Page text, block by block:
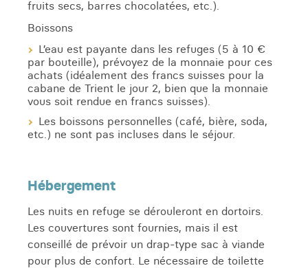
fruits secs, barres chocolatées, etc.).
Boissons
L’eau est payante dans les refuges (5 à 10 €
par bouteille), prévoyez de la monnaie pour ces
achats (idéalement des francs suisses pour la
cabane de Trient le jour 2, bien que la monnaie
vous soit rendue en francs suisses).
Les boissons personnelles (café, bière, soda,
etc.) ne sont pas incluses dans le séjour.
Hébergement
Les nuits en refuge se dérouleront en dortoirs.
Les couvertures sont fournies, mais il est
conseillé de prévoir un drap-type sac à viande
pour plus de confort. Le nécessaire de toilette